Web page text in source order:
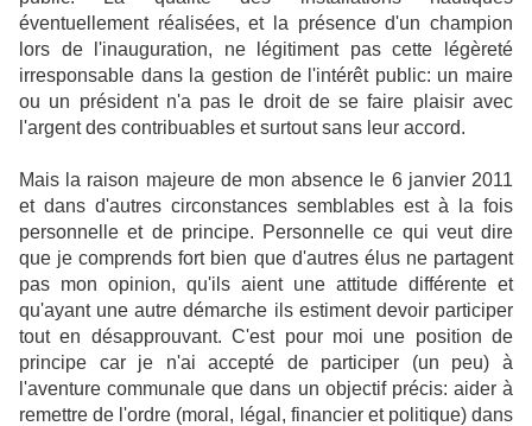
éventuellement réalisées, et la présence d'un champion
lors de l'inauguration, ne légitiment pas cette légèreté
irresponsable dans la gestion de l'intérêt public: un maire
ou un président n'a pas le droit de se faire plaisir avec
l'argent des contribuables et surtout sans leur accord.
Mais la raison majeure de mon absence le 6 janvier 2011
et dans d'autres circonstances semblables est à la fois
personnelle et de principe. Personnelle ce qui veut dire
que je comprends fort bien que d'autres élus ne partagent
pas mon opinion, qu'ils aient une attitude différente et
qu'ayant une autre démarche ils estiment devoir participer
tout en désapprouvant. C'est pour moi une position de
principe car je n'ai accepté de participer (un peu) à
l'aventure communale que dans un objectif précis: aider à
remettre de l'ordre (moral, légal, financier et politique) dans